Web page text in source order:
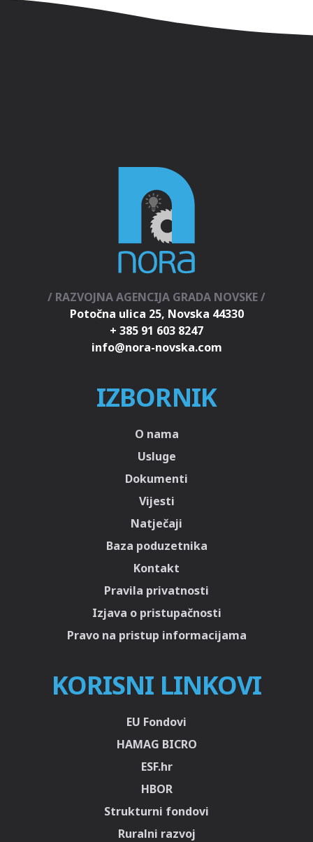
/ RAZVOJNA AGENCIJA GRADA NOVSKE /
Potočna ulica 25, Novska 44330
+ 385 91 603 8247
IZBORNIK
O nama
Usluge
Dokumenti
Vijesti
Natječaji
Baza poduzetnika
Kontakt
Pravila privatnosti
Izjava o pristupačnosti
Pravo na pristup informacijama
KORISNI LINKOVI
EU Fondovi
HAMAG BICRO
ESF.hr
HBOR
Strukturni fondovi
Ruralni razvoj